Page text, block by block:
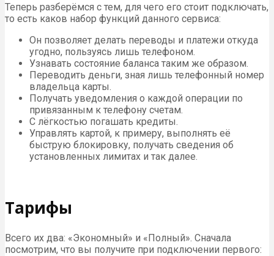
Теперь разберёмся с тем, для чего его стоит подключать,
то есть каков набор функций данного сервиса:
Он позволяет делать переводы и платежи откуда
угодно, пользуясь лишь телефоном.
Узнавать состояние баланса таким же образом.
Переводить деньги, зная лишь телефонный номер
владельца карты.
Получать уведомления о каждой операции по
привязанным к телефону счетам.
С лёгкостью погашать кредиты.
Управлять картой, к примеру, выполнять её
быструю блокировку, получать сведения об
установленных лимитах и так далее.
Тарифы
Всего их два: «Экономный» и «Полный». Сначала
посмотрим, что вы получите при подключении первого: